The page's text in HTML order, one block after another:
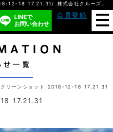
スクリーンショット 2018-12-18 17.21.31/ 株式会社クルーズ・ワールド
LINEで
お問い合わせ
会員登録
リーンショット 2018-12-18 17.21.31
17.21.31